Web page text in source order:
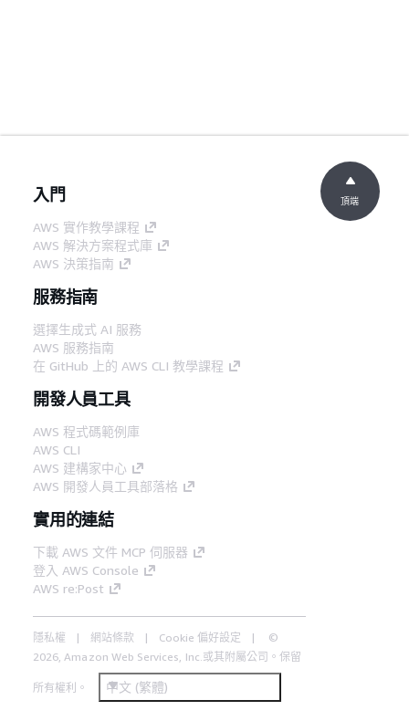
入門
AWS 實作教學課程
AWS 解決方案程式庫
AWS 決策指南
服務指南
選擇生成式 AI 服務
AWS 服務指南
在 GitHub 上的 AWS CLI 教學課程
開發人員工具
AWS 程式碼範例庫
AWS CLI
AWS 建構家中心
AWS 開發人員工具部落格
實用的連結
下載 AWS 文件 MCP 伺服器
登入 AWS Console
AWS re:Post
隱私權 網站條款 Cookie 偏好設定
©
2026, Amazon Web Services, Inc.或其附屬公司。保留
所有權利。 中文 (繁體)
頂端